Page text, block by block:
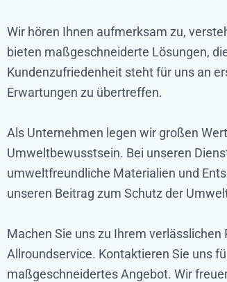
Wir hören Ihnen aufmerksam zu,
bieten maßgeschneiderte Lösungen,
Kundenzufriedenheit steht für uns an
Erwartungen zu übertreffen.
Als Unternehmen legen wir großen
Umweltbewusstsein. Bei unseren
umweltfreundliche Materialien und
unseren Beitrag zum Schutz der
Machen Sie uns zu Ihrem
Allroundservice. Kontaktieren Sie uns
maßgeschneidertes Angebot. Wir